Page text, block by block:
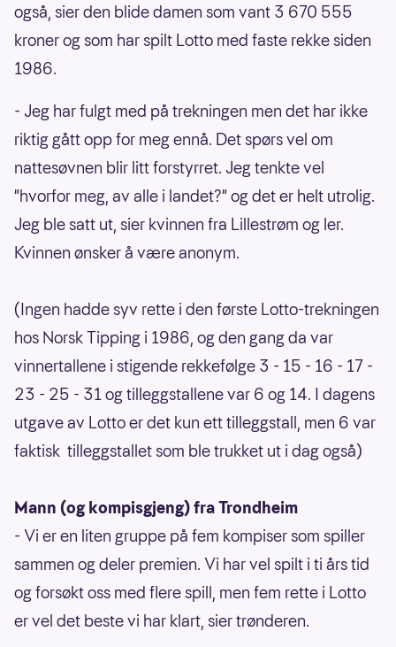
også, sier den blide damen som vant 3 670 555
kroner og som har spilt Lotto med faste rekke siden
1986.
- Jeg har fulgt med på trekningen men det har ikke
riktig gått opp for meg ennå. Det spørs vel om
nattesøvnen blir litt forstyrret. Jeg tenkte vel
"hvorfor meg, av alle i landet?" og det er helt utrolig.
Jeg ble satt ut, sier kvinnen fra Lillestrøm og ler.
Kvinnen ønsker å være anonym.
(Ingen hadde syv rette i den første Lotto-trekningen
hos Norsk Tipping i 1986, og den gang da var
vinnertallene i stigende rekkefølge 3 - 15 - 16 - 17 -
23 - 25 - 31 og tilleggstallene var 6 og 14. I dagens
utgave av Lotto er det kun ett tilleggstall, men 6 var
faktisk tilleggstallet som ble trukket ut i dag også)
Mann (og kompisgjeng) fra Trondheim
- Vi er en liten gruppe på fem kompiser som spiller
sammen og deler premien. Vi har vel spilt i ti års tid
og forsøkt oss med flere spill, men fem rette i Lotto
er vel det beste vi har klart, sier trønderen.